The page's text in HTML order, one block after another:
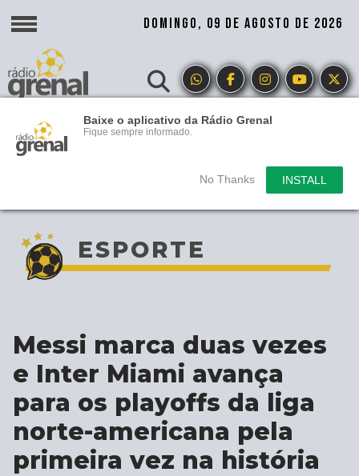
Baixe o aplicativo da Rádio Grenal
Fique sempre informado.
No Thanks INSTALL
DOMINGO, 09 DE AGOSTO DE 2026
ESPORTE
Messi marca duas vezes
e Inter Miami avança
para os playoffs da liga
norte-americana pela
primeira vez na história